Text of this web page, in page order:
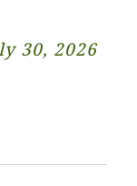
30, 2026